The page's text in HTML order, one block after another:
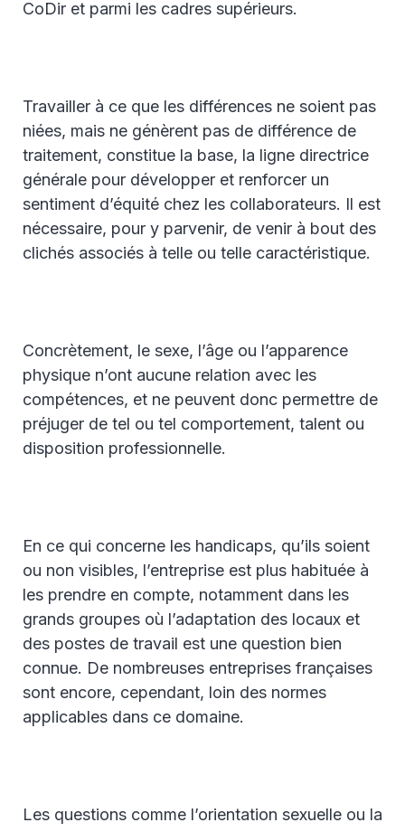
CoDir et parmi les cadres supérieurs.
Travailler à ce que les différences ne soient pas
niées, mais ne génèrent pas de différence de
traitement, constitue la base, la ligne directrice
générale pour développer et renforcer un
sentiment d’équité chez les collaborateurs. Il est
nécessaire, pour y parvenir, de venir à bout des
clichés associés à telle ou telle caractéristique.
Concrètement, le sexe, l’âge ou l’apparence
physique n’ont aucune relation avec les
compétences, et ne peuvent donc permettre de
préjuger de tel ou tel comportement, talent ou
disposition professionnelle.
En ce qui concerne les handicaps, qu’ils soient
ou non visibles, l’entreprise est plus habituée à
les prendre en compte, notamment dans les
grands groupes où l’adaptation des locaux et
des postes de travail est une question bien
connue. De nombreuses entreprises françaises
sont encore, cependant, loin des normes
applicables dans ce domaine.
Les questions comme l’orientation sexuelle ou la